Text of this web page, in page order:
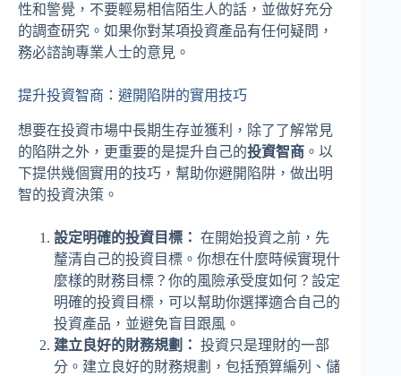
性和警覺，不要輕易相信陌生人的話，並做好充分
的調查研究。如果你對某項投資產品有任何疑問，
務必諮詢專業人士的意見。
提升投資智商：避開陷阱的實用技巧
想要在投資市場中長期生存並獲利，除了了解常見
的陷阱之外，更重要的是提升自己的投資智商 。以
下提供幾個實用的技巧，幫助你避開陷阱，做出明
智的投資決策。
設定明確的投資目標： 在開始投資之前，先
釐清自己的投資目標。你想在什麼時候實現什
麼樣的財務目標？你的風險承受度如何？設定
明確的投資目標，可以幫助你選擇適合自己的
投資產品，並避免盲目跟風。
建立良好的財務規劃： 投資只是理財的一部
分。建立良好的財務規劃，包括預算編列、儲